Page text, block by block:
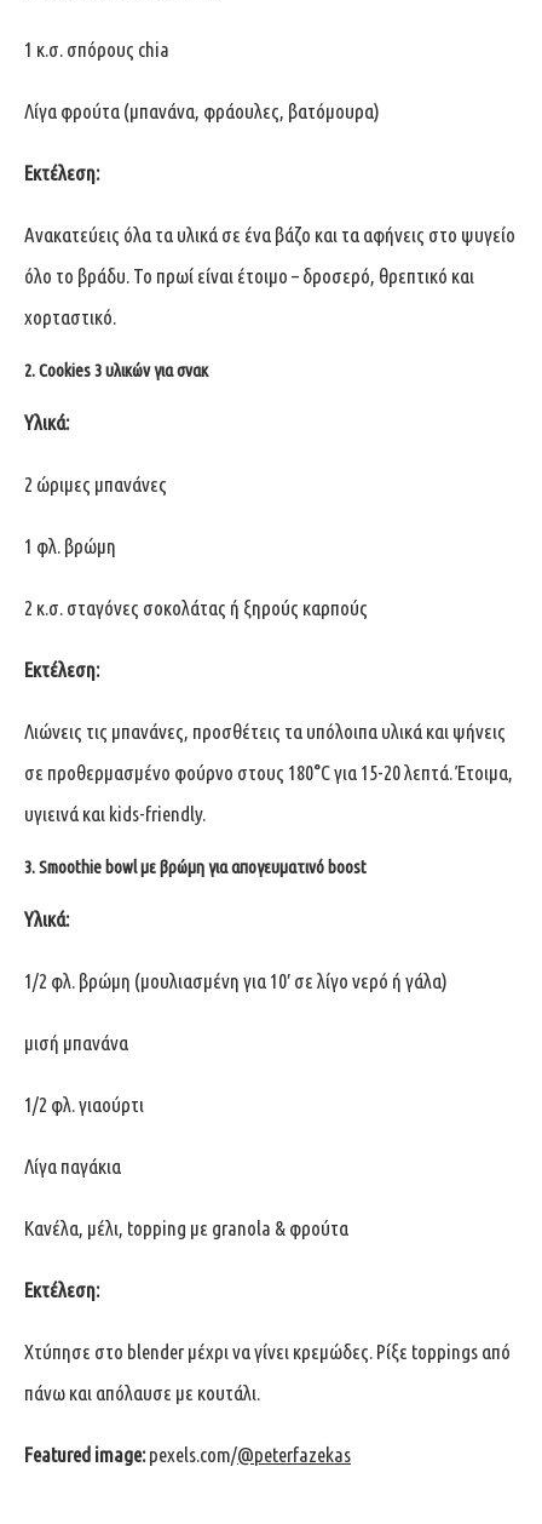
1 κ.σ. σπόρους chia
Λίγα φρούτα (μπανάνα, φράουλες, βατόμουρα)
Εκτέλεση:
Ανακατεύεις όλα τα υλικά σε ένα βάζο και τα αφήνεις στο ψυγείο
όλο το βράδυ. Το πρωί είναι έτοιμο – δροσερό, θρεπτικό και
χορταστικό.
2. Cookies 3 υλικών για σνακ
Υλικά:
2 ώριμες μπανάνες
1 φλ. βρώμη
2 κ.σ. σταγόνες σοκολάτας ή ξηρούς καρπούς
Εκτέλεση:
Λιώνεις τις μπανάνες, προσθέτεις τα υπόλοιπα υλικά και ψήνεις
σε προθερμασμένο φούρνο στους 180°C για 15-20 λεπτά. Έτοιμα,
υγιεινά και kids-friendly.
3. Smoothie bowl με βρώμη για απογευματινό boost
Υλικά:
1/2 φλ. βρώμη (μουλιασμένη για 10′ σε λίγο νερό ή γάλα)
μισή μπανάνα
1/2 φλ. γιαούρτι
Λίγα παγάκια
Κανέλα, μέλι, topping με granola & φρούτα
Εκτέλεση:
Χτύπησε στο blender μέχρι να γίνει κρεμώδες. Ρίξε toppings από
πάνω και απόλαυσε με κουτάλι.
Featured image:pexels.com/@peterfazekas